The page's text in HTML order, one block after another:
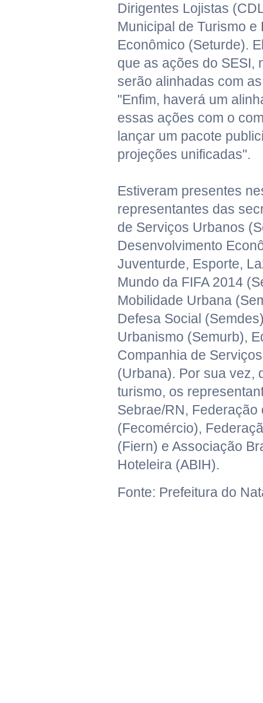
Dirigentes Lojistas
Municipal de Turismo
Econômico (Seturde).
que as ações do SESI,
serão alinhadas com
"Enfim, haverá um
essas ações com o
lançar um pacote
projeções unificadas".
Estiveram presentes
representantes das
de Serviços Urbanos
Desenvolvimento
Juventurde, Esporte,
Mundo da FIFA 2014
Mobilidade Urbana
Defesa Social
Urbanismo (Semurb),
Companhia de
(Urbana). Por sua vez,
turismo, os
Sebrae/RN, Federação
(Fecomércio),
(Fiern) e Associação
Hoteleira (ABIH).
Fonte: Prefeitura do